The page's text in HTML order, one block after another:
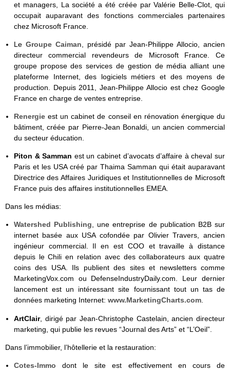
et managers, La société a été créée par Valérie Belle-Clot, qui
occupait auparavant des fonctions commerciales partenaires
chez Microsoft France.
Le Groupe Caiman , présidé par Jean-Philippe Allocio, ancien
directeur commercial revendeurs de Microsoft France. Ce
groupe propose des services de gestion de média alliant une
plateforme Internet, des logiciels métiers et des moyens de
production. Depuis 2011, Jean-Philippe Allocio est chez Google
France en charge de ventes entreprise.
Renergieest un cabinet de conseil en rénovation énergique du
bâtiment, créée par Pierre-Jean Bonaldi, un ancien commercial
du secteur éducation.
Piton & Samman est un cabinet d’avocats d’affaire à cheval sur
Paris et les USA créé par Thaima Samman qui était auparavant
Directrice des Affaires Juridiques et Institutionnelles de Microsoft
France puis des affaires institutionnelles EMEA.
Dans les médias:
Watershed Publishing, une entreprise de publication B2B sur
internet basée aux USA cofondée par Olivier Travers, ancien
ingénieur commercial. Il en est COO et travaille à distance
depuis le Chili en relation avec des collaborateurs aux quatre
coins des USA. Ils publient des sites et newsletters comme
MarketingVox.com ou DefenseIndustryDaily.com. Leur dernier
lancement est un intéressant site fournissant tout un tas de
données marketing Internet: www.MarketingCharts.com.
ArtClair, dirigé par Jean-Christophe Castelain, ancien directeur
marketing, qui publie les revues “Journal des Arts” et “L’Oeil”.
Dans l’immobilier, l’hôtellerie et la restauration:
Cotes-Immo dont le site est effectivement en cours de